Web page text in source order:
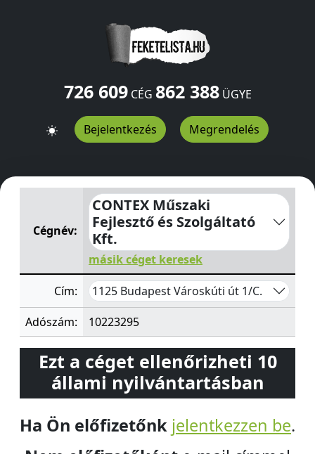
726 609CÉG 862 388ÜGYE
Bejelentkezés Megrendelés
CONTEX Műszaki Fejlesztő és Szolgáltató Kft.Városkúti
Cégnév:
CONTEX Műszaki
Fejlesztő és Szolgáltató
Kft.
másik céget keresek
Cím: 1125 Budapest Városkúti út 1/C.
Adószám: 10223295
Ezt a céget ellenőrizheti 10
állami nyilvántartásban
Ha Ön előfizetőnk jelentkezzen be.